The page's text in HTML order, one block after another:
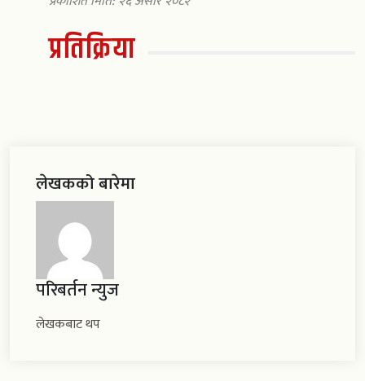
प्रतिक्रिया
लेखकको बारेमा
परिबर्तन न्युज
लेखकबाट थप